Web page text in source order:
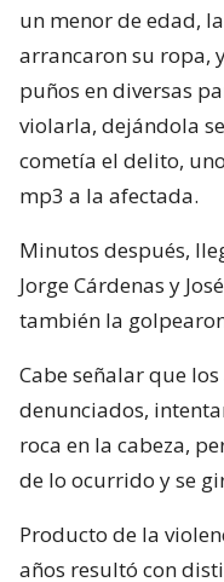
un menor de edad,
arrancaron su ropa,
puños en diversas
violarla, dejándola
cometía el delito,
mp3 a la afectada.
Minutos después,
Jorge Cárdenas y
también la
Cabe señalar que
denunciados,
roca en la cabeza,
de lo ocurrido y se
Producto de la
años resultó con